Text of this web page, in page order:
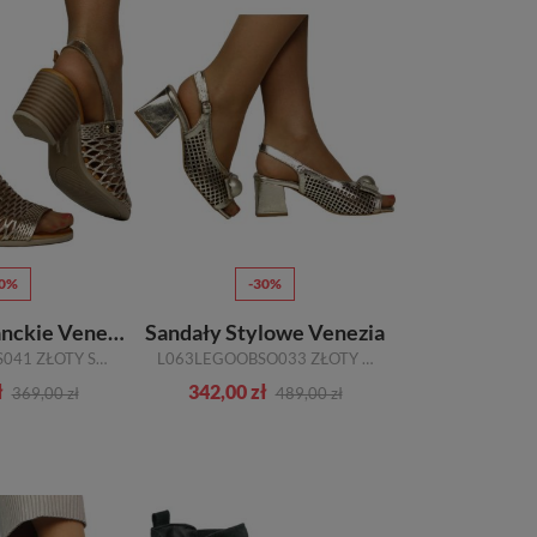
Sandały Eleganckie Venezia
E053LEGOOBS041 ZŁOTY SKÓRA NATURALNA
369,00 zł
-30%
Sandały Stylowe Venezia
L063LEGOOBSO033 ZŁOTY SKÓRA NATURALNA
342,00 zł 489,00 zł